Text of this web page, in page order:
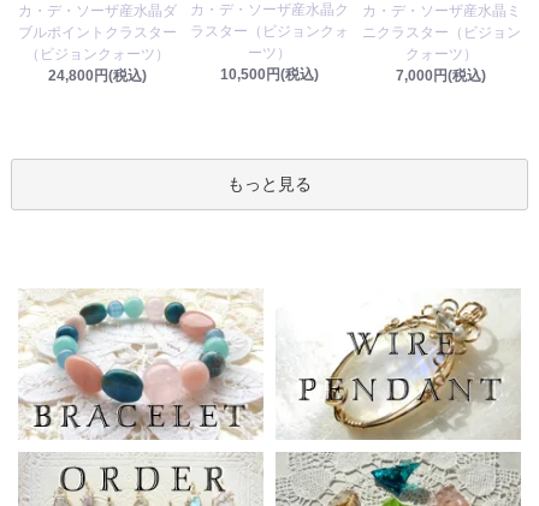
カ・デ・ソーザ産水晶ダ
ブルポイントクラスター
（ビジョンクォーツ）
24,800円(税込)
カ・デ・ソーザ産水晶ク
ラスター（ビジョンクォ
ーツ）
10,500円(税込)
カ・デ・ソーザ産水晶ミ
ニクラスター（ビジョン
クォーツ）
7,000円(税込)
もっと見る